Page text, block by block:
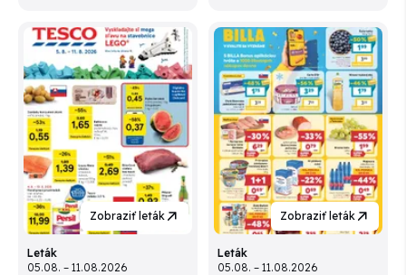
Zobraziť leták
Leták
05.08. – 11.08.2026
Zobraziť leták
Leták
05.08. – 11.08.2026